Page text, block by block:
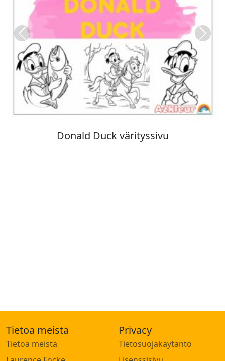
Donald Duck värityssivu
Previous Next
Tietoa meistä
Tietoa meistä
Privacy
Tietosuojakäytäntö